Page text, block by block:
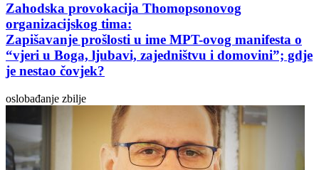
Zahodska provokacija Thomopsonovog
organizacijskog tima:
Zapišavanje prošlosti u ime MPT-ovog manifesta o
“vjeri u Boga, ljubavi, zajedništvu i domovini”; gdje
je nestao čovjek?
oslobađanje zbilje